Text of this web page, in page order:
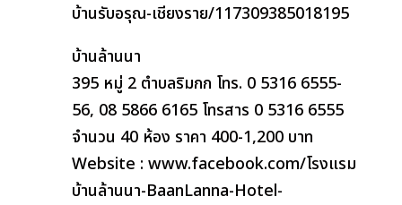
บ้านรับอรุณ-เชียงราย/117309385018195
บ้านล้านนา
395 หมู่ 2 ตำบลริมกก โทร. 0 5316 6555-
56, 08 5866 6165 โทรสาร 0 5316 6555
จำนวน 40 ห้อง ราคา 400-1,200 บาท
Website : www.facebook.com/โรงแรม
บ้านล้านนา-BaanLanna-Hotel-